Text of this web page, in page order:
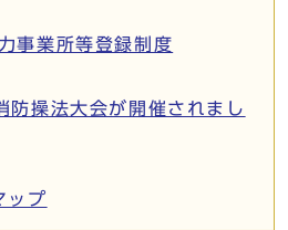
事業所等登録制度
防操法大会が開催されまし
ップ